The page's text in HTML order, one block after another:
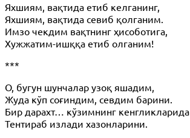
Яхшиям, вақтида етиб келганинг,
Яхшиям, вақтида севиб қолганим.
Имзо чекдим вақтнинг ҳисоботига,
Хужжатим-ишққа етиб олганим!
***
О, бугун шунчалар узоқ яшадим,
Жуда кўп соғиндим, севдим барини.
Бир дарахт… кўзимнинг кенгликларида
Тентираб излади хазонларини.